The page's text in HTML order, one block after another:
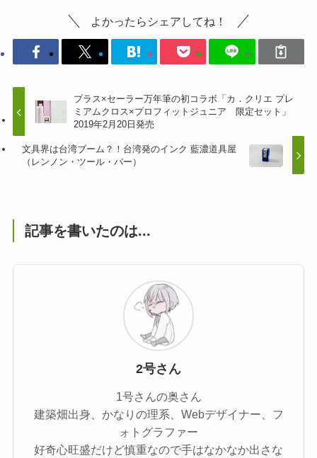
よかったらシェアしてね！
プラス×セーラー万年筆の初コラボ「カ．クリエ プレ
ミアムクロス×プロフィットジュニア 限定セット」
2019年2月20日発売
文具界は台湾ブーム？！台湾発のインク 藍濃道具屋
（レンノン・ツール・バー）
記事を書いたのは...
2号さん
1号さんの奥さん
建築畑出身、かなりの理系、Webデザイナー、フ
ォトグラファー
好奇心旺盛だけど慎重なので手はなかなか出さな